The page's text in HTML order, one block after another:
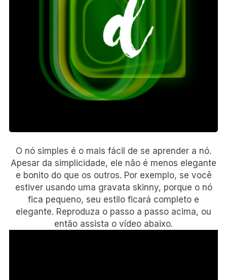
O nó simples é o mais fácil de se aprender a nó.
Apesar da simplicidade, ele não é menos elegante
e bonito do que os outros. Por exemplo, se você
estiver usando uma gravata skinny, porque o nó
fica pequeno, seu estilo ficará completo e
elegante. Reproduza o passo a passo acima, ou
então assista o vídeo abaixo.